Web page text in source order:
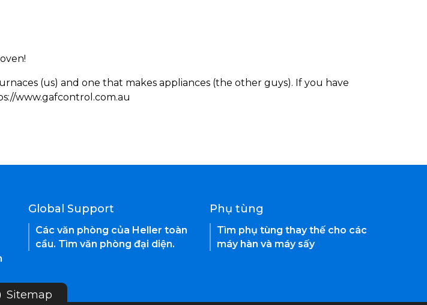
(us) and one that makes appliances (the other guys). If you have
www.gafcontrol.com.au
Global Support
Các văn phòng của Heller toàn
cầu. Tìm văn phòng đại diện.
Phụ tùng
Tìm phụ tùng thay thế cho các
máy hàn và máy sấy
Sitemap